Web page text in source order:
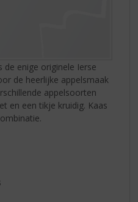
de enige originele Ierse
de heerlijke appelsmaak
appelsoorten
en een tikje kruidig. Kaas